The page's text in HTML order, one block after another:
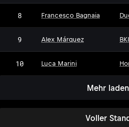
Voller
8 Francesco Bagnaia
9 Alex Márquez
10 Luca Marini
Mehr laden